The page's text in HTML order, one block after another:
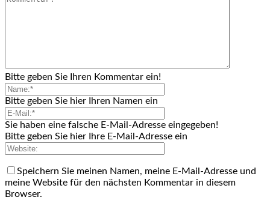
Bitte geben Sie Ihren Kommentar ein!
Bitte geben Sie hier Ihren Namen ein
Sie haben eine falsche E-Mail-Adresse eingegeben!
Bitte geben Sie hier Ihre E-Mail-Adresse ein
Speichern Sie meinen Namen, meine E-Mail-Adresse und
meine Website für den nächsten Kommentar in diesem
Browser.